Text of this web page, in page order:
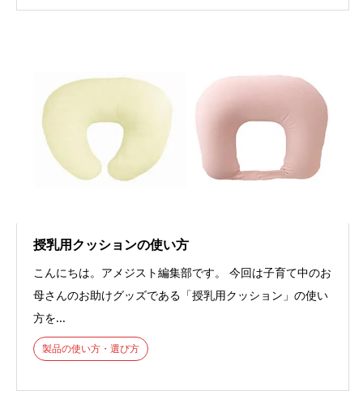
授乳用クッションの使い方
こんにちは。アメジスト編集部です。 今回は子育て中のお
母さんのお助けグッズである「授乳用クッション」の使い
方を...
製品の使い方・選び方